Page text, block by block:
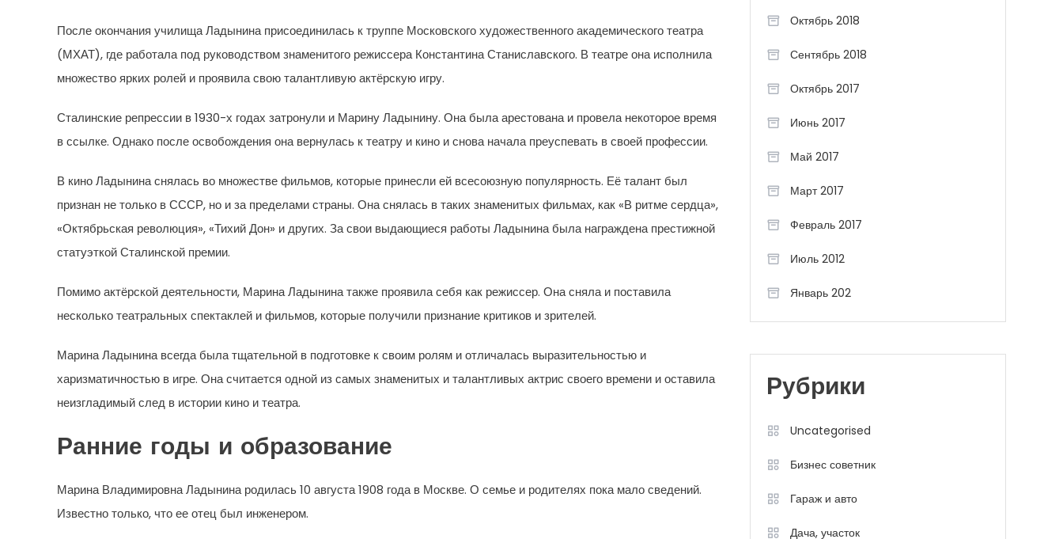
После окончания училища Ладынина присоединилась к труппе Московского художественного академического театра
(МХАТ), где работала под руководством знаменитого режиссера Константина Станиславского. В театре она исполнила
множество ярких ролей и проявила свою талантливую актёрскую игру.
Сталинские репрессии в 1930-х годах затронули и Марину Ладынину. Она была арестована и провела некоторое время
в ссылке. Однако после освобождения она вернулась к театру и кино и снова начала преуспевать в своей профессии.
В кино Ладынина снялась во множестве фильмов, которые принесли ей всесоюзную популярность. Её талант был
признан не только в СССР, но и за пределами страны. Она снялась в таких знаменитых фильмах, как «В ритме сердца»,
«Октябрьская революция», «Тихий Дон» и других. За свои выдающиеся работы Ладынина была награждена престижной
статуэткой Сталинской премии.
Помимо актёрской деятельности, Марина Ладынина также проявила себя как режиссер. Она сняла и поставила
несколько театральных спектаклей и фильмов, которые получили признание критиков и зрителей.
Марина Ладынина всегда была тщательной в подготовке к своим ролям и отличалась выразительностью и
харизматичностью в игре. Она считается одной из самых знаменитых и талантливых актрис своего времени и оставила
неизгладимый след в истории кино и театра.
Ранние годы и образование
Марина Владимировна Ладынина родилась 10 августа 1908 года в Москве. О семье и родителях пока мало сведений.
Известно только, что ее отец был инженером.
Октябрь 2018
Сентябрь 2018
Октябрь 2017
Июнь 2017
Май 2017
Март 2017
Февраль 2017
Июль 2012
Январь 202
Рубрики
Uncategorised
Бизнес советник
Гараж и авто
Дача, участок